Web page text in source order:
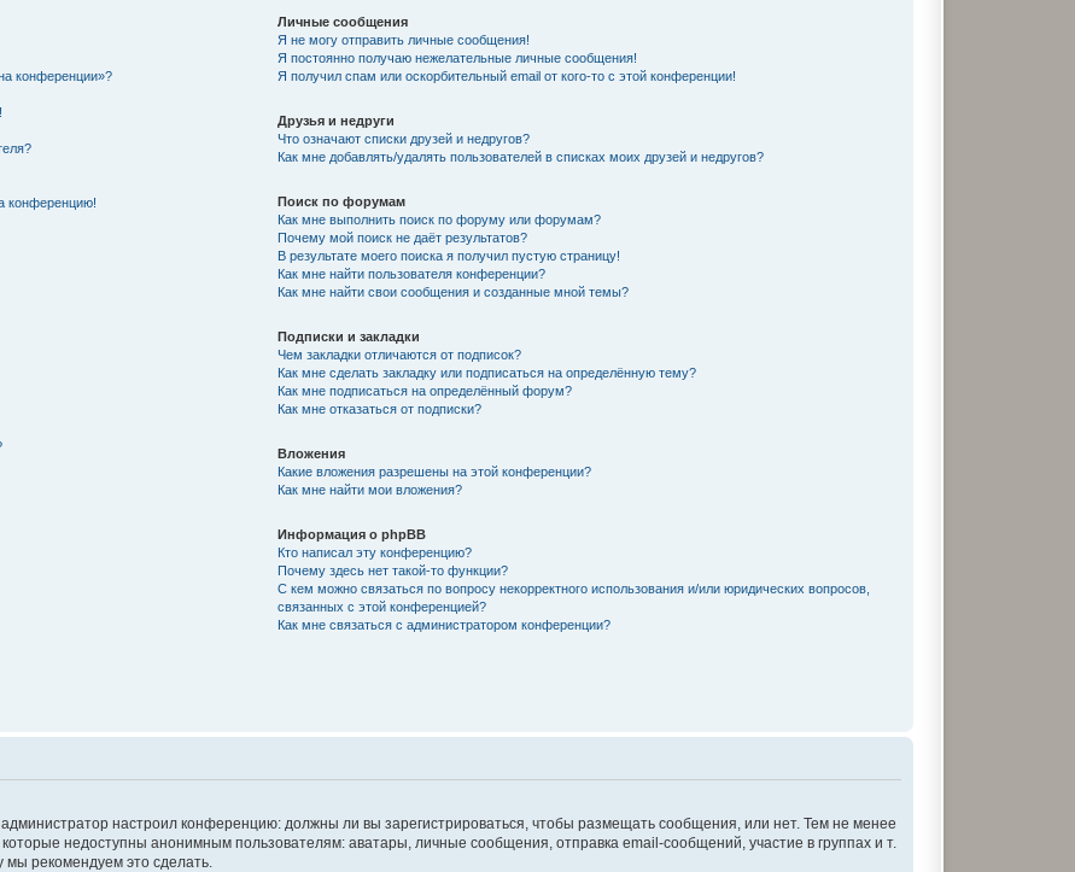
конференции»?
конференцию!
Личные сообщения
Я не могу отправить личные сообщения!
Я постоянно получаю нежелательные личные сообщения!
Я получил спам или оскорбительный email от кого-то с этой конференции!
Друзья и недруги
Что означают списки друзей и недругов?
Как мне добавлять/удалять пользователей в списках моих друзей и недругов?
Поиск по форумам
Как мне выполнить поиск по форуму или форумам?
Почему мой поиск не даёт результатов?
В результате моего поиска я получил пустую страницу!
Как мне найти пользователя конференции?
Как мне найти свои сообщения и созданные мной темы?
Подписки и закладки
Чем закладки отличаются от подписок?
Как мне сделать закладку или подписаться на определённую тему?
Как мне подписаться на определённый форум?
Как мне отказаться от подписки?
Вложения
Какие вложения разрешены на этой конференции?
Как мне найти мои вложения?
Информация о phpBB
Кто написал эту конференцию?
Почему здесь нет такой-то функции?
С кем можно связаться по вопросу некорректного использования и/или юридических вопросов,
связанных с этой конференцией?
Как мне связаться с администратором конференции?
администратор настроил конференцию: должны ли вы зарегистрироваться, чтобы размещать сообщения, или нет. Тем не менее
недоступны анонимным пользователям: аватары, личные сообщения, отправка email-сообщений, участие в группах и т.
мы рекомендуем это сделать.